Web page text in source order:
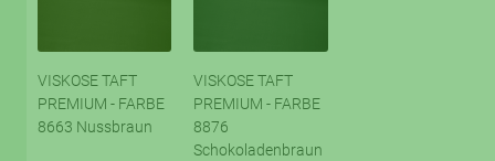
VISKOSE TAFT
PREMIUM - FARBE
8663 Nussbraun
VISKOSE TAFT
PREMIUM - FARBE
8876
Schokoladenbraun